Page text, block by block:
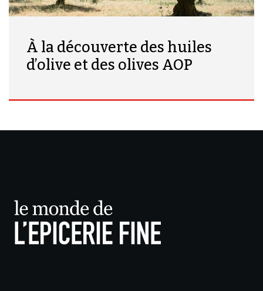
À la découverte des huiles
d’olive et des olives AOP